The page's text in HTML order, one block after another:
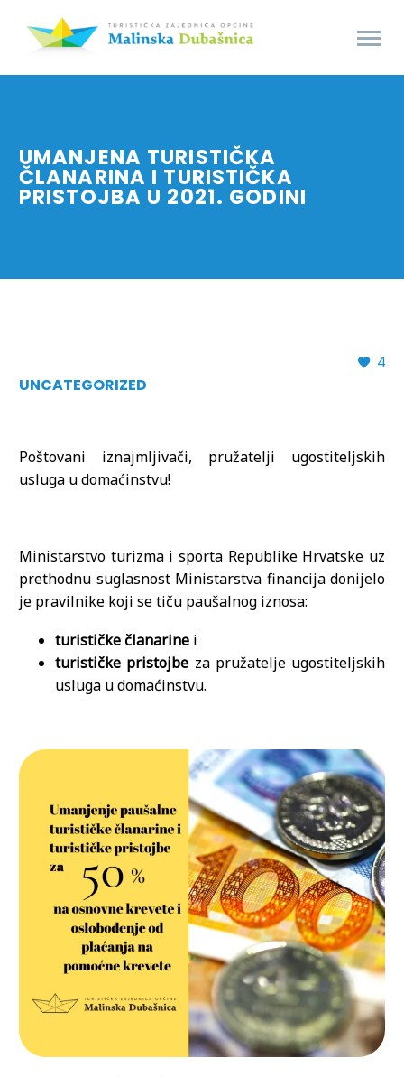
UMANJENA TURISTIČKA
ČLANARINA I TURISTIČKA
PRISTOJBA U 2021. GODINI
4
UNCATEGORIZED
Poštovani iznajmljivači, pružatelji ugostiteljskih
usluga u domaćinstvu!
Ministarstvo turizma i sporta Republike Hrvatske uz
prethodnu suglasnost Ministarstva financija donijelo
je pravilnike koji se tiču paušalnog iznosa:
turističke članarine i
turističke pristojbe za pružatelje ugostiteljskih
usluga u domaćinstvu.